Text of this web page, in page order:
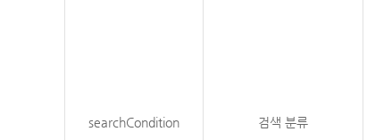
searchCondition 검색 분류